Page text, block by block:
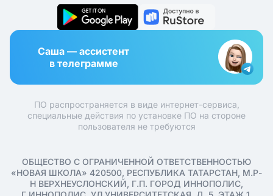
Саша — ассистент
в телеграмме
ПО распространяется в виде интернет-сервиса,
специальные действия по установке ПО на стороне
пользователя не требуются
ОБЩЕСТВО С ОГРАНИЧЕННОЙ ОТВЕТСТВЕННОСТЬЮ
«НОВАЯ ШКОЛА» 420500, РЕСПУБЛИКА ТАТАРСТАН, М.Р-
Н ВЕРХНЕУСЛОНСКИЙ, Г.П. ГОРОД ИННОПОЛИС,